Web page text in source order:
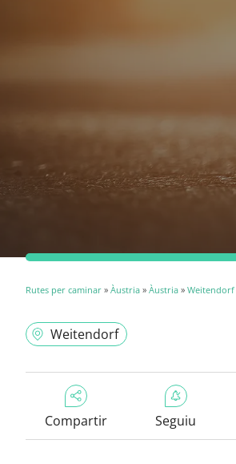
Rutes per caminar » Àustria » Àustria » Weitendorf
Weitendorf
Compartir Seguiu